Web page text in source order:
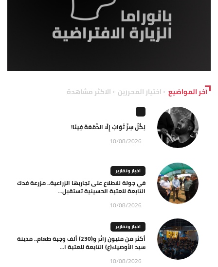
آخر المواضيع اختيار المحررين الاكثر مشاهدة
لِكُلِّ سِرٍّ ثَوَابٌ إِلَّا الدَّمْعَةَ فِينَا!
10/08/2026
اخبار وتقارير
في جولة للاطلاع على تجاربها الزراعية.. مزرعة فدك
التابعة للعتبة الحسينية تستقبل...
10/08/2026
اخبار وتقارير
أكثر من مليون زائر و(230) ألف وجبة طعام.. مدينة
سيد الأوصياء(ع) التابعة للعتبة ا...
10/08/2026